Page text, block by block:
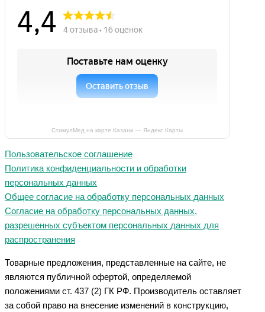
СтимулМед на карте Казани — Яндекс Карты
Пользовательское соглашение
Политика конфиденциальности и обработки
персональных данных
Общее согласие на обработку персональных данных
Согласие на обработку персональных данных,
разрешенных субъектом персональных данных для
распространения
Товарные предложения, представленные на сайте, не
являются публичной офертой, определяемой
положениями ст. 437 (2) ГК РФ. Производитель оставляет
за собой право на внесение изменений в конструкцию,